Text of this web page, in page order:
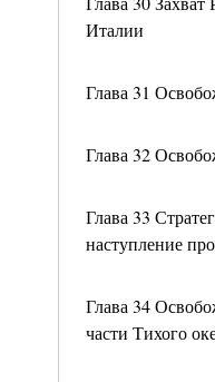
Италии
Глава 31
Глава 32
Глава 33
наступление
Глава 34
части Тихого